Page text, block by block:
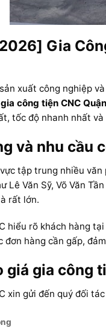
Gia
xuất công nghiệp
gia công tiện CNC
tốc độ nhanh nhất
và nhu cầu
tập trung nhiều
Lê Văn Sỹ, Võ Văn
rất lớn.
hiểu rõ khách hàng
đơn hàng cần gấp,
giá gia công
xin gửi đến quý đối